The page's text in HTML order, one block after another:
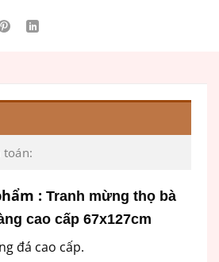
toán:
: Tranh mừng thọ bà
cao cấp 67x127cm
đá cao cấp.